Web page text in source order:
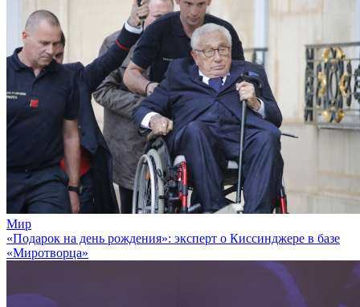
Мир
«Подарок на день рождения»: эксперт о Киссинджере в базе
«Миротворца»